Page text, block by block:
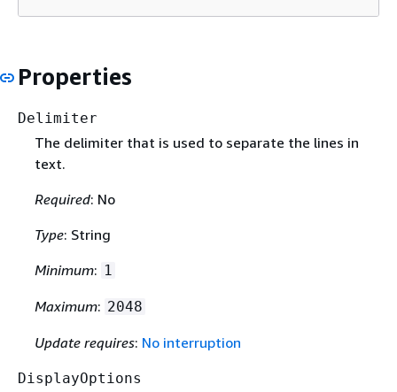
Properties
Delimiter
The delimiter that is used to separate the lines in
text.
Required: No
Type: String
Minimum: 1
Maximum: 2048
Update requires: No interruption
DisplayOptions